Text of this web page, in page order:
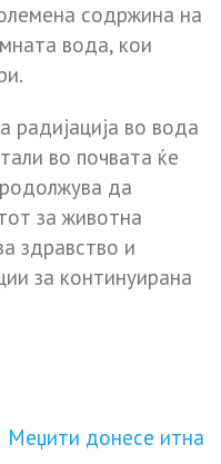
содржина на
вода, кои
радијација во вода
во почвата ќе
да
за животна
здравство и
за континуирана
Меџити донесе итна